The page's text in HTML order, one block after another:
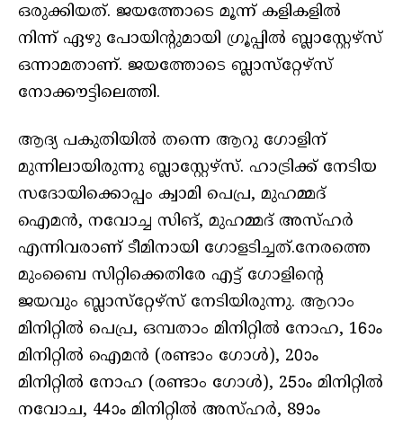
ഒരുക്കിയത്. ജയത്തോടെ മൂന്ന് കളികളില്‍
നിന്ന് ഏഴു പോയിന്റുമായി ഗ്രൂപ്പില്‍ ബ്ലാസ്റ്റേഴ്‌സ്
ഒന്നാമതാണ്. ജയത്തോടെ ബ്ലാസ്‌റ്റേഴ്‌സ്
നോക്കൗട്ടിലെത്തി.
ആദ്യ പകുതിയില്‍ തന്നെ ആറു ഗോളിന്
മുന്നിലായിരുന്നു ബ്ലാസ്റ്റേഴ്സ്. ഹാട്രിക്ക് നേടിയ
സദോയിക്കൊപ്പം ക്വാമി പെപ്ര, മുഹമ്മദ്
ഐമന്‍, നവോച്ച സിങ്, മുഹമ്മദ് അസ്ഹര്‍
എന്നിവരാണ് ടീമിനായി ഗോളടിച്ചത്.നേരത്തെ
മുംബൈ സിറ്റിക്കെതിരേ എട്ട് ഗോളിന്റെ
ജയവും ബ്ലാസ്‌റ്റേഴ്‌സ് നേടിയിരുന്നു. ആറാം
മിനിറ്റില്‍ പെപ്ര, ഒമ്പതാം മിനിറ്റില്‍ നോഹ, 16ാം
മിനിറ്റില്‍ ഐമന്‍ (രണ്ടാം ഗോള്‍), 20ാം
മിനിറ്റില്‍ നോഹ (രണ്ടാം ഗോള്‍), 25ാം മിനിറ്റില്‍
നവോച, 44ാം മിനിറ്റില്‍ അസ്ഹര്‍, 89ാം